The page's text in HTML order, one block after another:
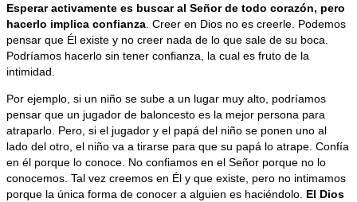
Esperar activamente es buscar al Señor de todo corazón, pero
hacerlo implica confianza . Creer en Dios no es creerle. Podemos
pensar que Él existe y no creer nada de lo que sale de su boca.
Podríamos hacerlo sin tener confianza, la cual es fruto de la
intimidad.
Por ejemplo, si un niño se sube a un lugar muy alto, podríamos
pensar que un jugador de baloncesto es la mejor persona para
atraparlo. Pero, si el jugador y el papá del niño se ponen uno al
lado del otro, el niño va a tirarse para que su papá lo atrape. Confía
en él porque lo conoce. No confiamos en el Señor porque no lo
conocemos. Tal vez creemos en Él y que existe, pero no intimamos
porque la única forma de conocer a alguien es haciéndolo. El Dios